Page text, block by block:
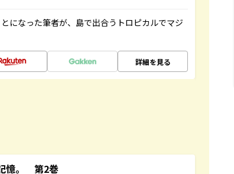
になった筆者が、島で出合うトロピカルでマジ
詳細を見る
憶。 第2巻